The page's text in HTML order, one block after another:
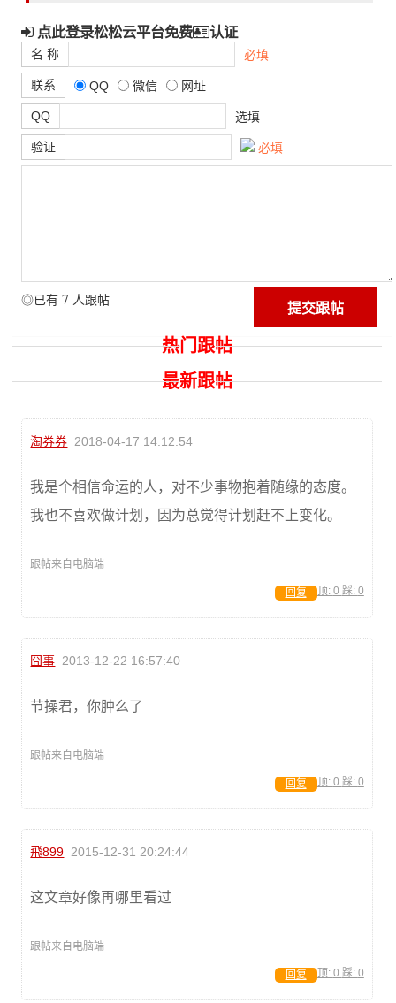
点此登录松松云平台免费 认证
名 称 必填
联系 QQ 微信 网址
QQ 选填
验证 必填
◎已有 7 人跟帖
热门跟帖
最新跟帖
淘券券 2018-04-17 14:12:54
我是个相信命运的人，对不少事物抱着随缘的态度。
我也不喜欢做计划，因为总觉得计划赶不上变化。
跟帖来自电脑端
顶: 0 踩: 0
回复
囧事 2013-12-22 16:57:40
节操君，你肿么了
跟帖来自电脑端
顶: 0 踩: 0
回复
飛899 2015-12-31 20:24:44
这文章好像再哪里看过
跟帖来自电脑端
顶: 0 踩: 0
回复